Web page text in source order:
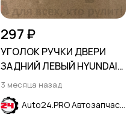
297 ₽
УГОЛОК РУЧКИ ДВЕРИ
ЗАДНИЙ ЛЕВЫЙ HYUNDAI
SOLARIS 2017-2024
3 месяца назад
Auto24.PRO Автозапчасти